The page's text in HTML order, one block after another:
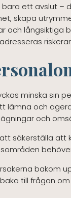
bara ett avslut –
skapa
och långsiktiga
minska sin
lämna och
och
säkerställa
bakom
till frågan